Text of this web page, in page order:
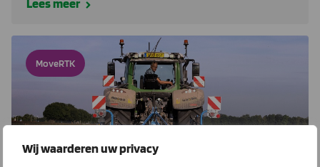
Wij waarderen uw privacy
Lees meer
MoveRTK